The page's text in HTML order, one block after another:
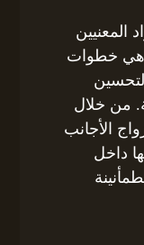
المعنيين
هي خطوات
من خلال
الأجانب
داخل